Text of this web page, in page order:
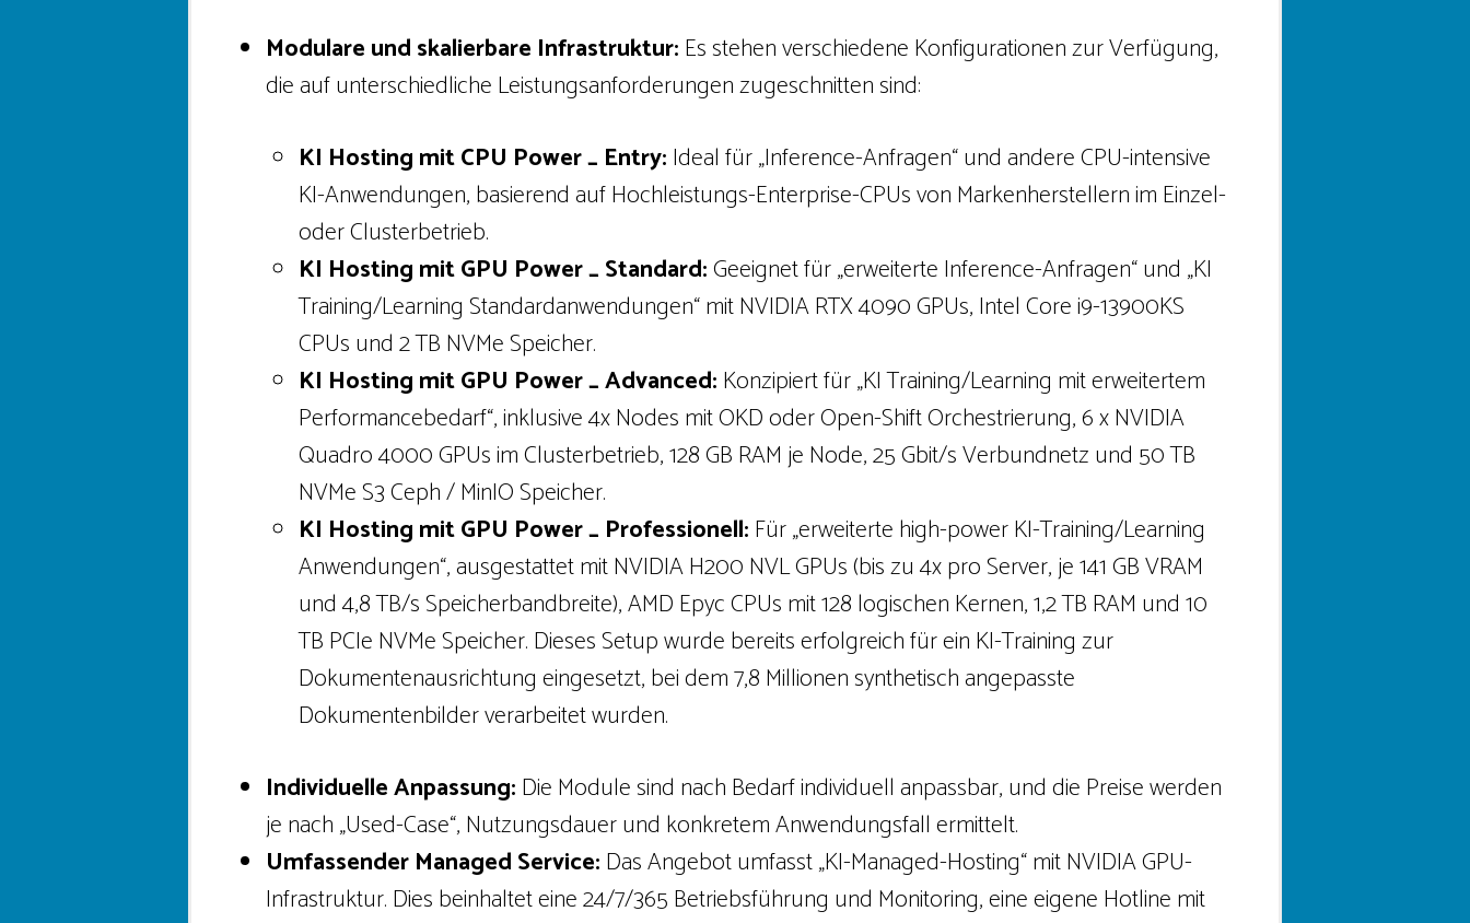
Modulare und skalierbare Infrastruktur:Es stehen verschiedene Konfigurationen zur Verfügung,
die auf unterschiedliche Leistungsanforderungen zugeschnitten sind:
KI Hosting mit CPU Power _ Entry:Ideal für „Inference-Anfragen“ und andere CPU-intensive
KI-Anwendungen, basierend auf Hochleistungs-Enterprise-CPUs von Markenherstellern im Einzel-
oder Clusterbetrieb.
KI Hosting mit GPU Power _ Standard:Geeignet für „erweiterte Inference-Anfragen“ und „KI
Training/Learning Standardanwendungen“ mit NVIDIA RTX 4090 GPUs, Intel Core i9-13900KS
CPUs und 2 TB NVMe Speicher.
KI Hosting mit GPU Power _ Advanced:Konzipiert für „KI Training/Learning mit erweitertem
Performancebedarf“, inklusive 4x Nodes mit OKD oder Open-Shift Orchestrierung, 6 x NVIDIA
Quadro 4000 GPUs im Clusterbetrieb, 128 GB RAM je Node, 25 Gbit/s Verbundnetz und 50 TB
NVMe S3 Ceph / MinIO Speicher.
KI Hosting mit GPU Power _ Professionell:Für „erweiterte high-power KI-Training/Learning
Anwendungen“, ausgestattet mit NVIDIA H200 NVL GPUs (bis zu 4x pro Server, je 141 GB VRAM
und 4,8 TB/s Speicherbandbreite), AMD Epyc CPUs mit 128 logischen Kernen, 1,2 TB RAM und 10
TB PCIe NVMe Speicher. Dieses Setup wurde bereits erfolgreich für ein KI-Training zur
Dokumentenausrichtung eingesetzt, bei dem 7,8 Millionen synthetisch angepasste
Dokumentenbilder verarbeitet wurden.
Individuelle Anpassung:Die Module sind nach Bedarf individuell anpassbar, und die Preise werden
je nach „Used-Case“, Nutzungsdauer und konkretem Anwendungsfall ermittelt.
Umfassender Managed Service:Das Angebot umfasst „KI-Managed-Hosting“ mit NVIDIA GPU-
Infrastruktur. Dies beinhaltet eine 24/7/365 Betriebsführung und Monitoring, eine eigene Hotline mit